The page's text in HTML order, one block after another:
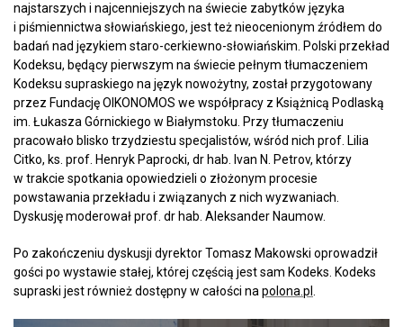
najstarszych i najcenniejszych na świecie zabytków języka
i piśmiennictwa słowiańskiego, jest też nieocenionym źródłem do
badań nad językiem staro-cerkiewno-słowiańskim. Polski przekład
Kodeksu, będący pierwszym na świecie pełnym tłumaczeniem
Kodeksu supraskiego na język nowożytny, został przygotowany
przez Fundację OIKONOMOS we współpracy z Książnicą Podlaską
im. Łukasza Górnickiego w Białymstoku. Przy tłumaczeniu
pracowało blisko trzydziestu specjalistów, wśród nich prof. Lilia
Citko, ks. prof. Henryk Paprocki, dr hab. Ivan N. Petrov, którzy
w trakcie spotkania opowiedzieli o złożonym procesie
powstawania przekładu i związanych z nich wyzwaniach.
Dyskusję moderował prof. dr hab. Aleksander Naumow.
Po zakończeniu dyskusji dyrektor Tomasz Makowski oprowadził
gości po wystawie stałej, której częścią jest sam Kodeks. Kodeks
supraski jest również dostępny w całości na polona.pl